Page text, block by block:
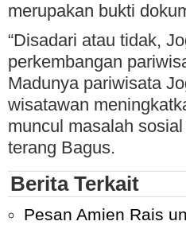
merupakan bukti
“Disadari atau tidak,
perkembangan
Madunya pariwisata
wisatawan
muncul masalah
terang Bagus.
Berita Terkait
Pesan Amien Rais